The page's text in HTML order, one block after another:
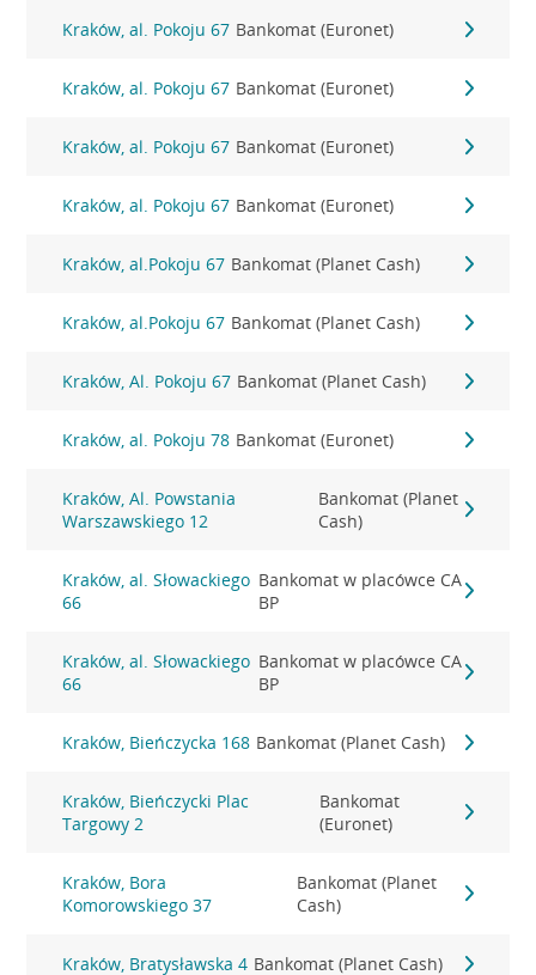
Kraków, al. Pokoju 67 Bankomat (Euronet)
Kraków, al. Pokoju 67 Bankomat (Euronet)
Kraków, al. Pokoju 67 Bankomat (Euronet)
Kraków, al. Pokoju 67 Bankomat (Euronet)
Kraków, al.Pokoju 67 Bankomat (Planet Cash)
Kraków, al.Pokoju 67 Bankomat (Planet Cash)
Kraków, Al. Pokoju 67 Bankomat (Planet Cash)
Kraków, al. Pokoju 78 Bankomat (Euronet)
Kraków, Al. Powstania
Warszawskiego 12
Bankomat (Planet
Cash)
Kraków, al. Słowackiego
66
Bankomat w placówce CA
BP
Kraków, al. Słowackiego
66
Bankomat w placówce CA
BP
Kraków, Bieńczycka 168 Bankomat (Planet Cash)
Kraków, Bieńczycki Plac
Targowy 2
Bankomat
(Euronet)
Kraków, Bora
Komorowskiego 37
Bankomat (Planet
Cash)
Kraków, Bratysławska 4 Bankomat (Planet Cash)